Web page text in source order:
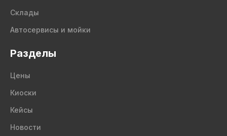
Склады
Автосервисы и мойки
Разделы
Цены
Киоски
Кейсы
Новости